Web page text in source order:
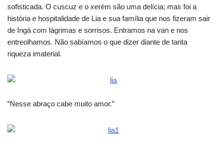
sofisticada. O cuscuz e o xerém são uma delícia; mas foi a
história e hospitalidade de Lia e sua família que nos fizeram sair
de Ingá com lágrimas e sorrisos. Entramos na van e nos
entreolhamos. Não sabíamos o que dizer diante de tanta
riqueza imaterial.
“Nesse abraço cabe muito amor.”